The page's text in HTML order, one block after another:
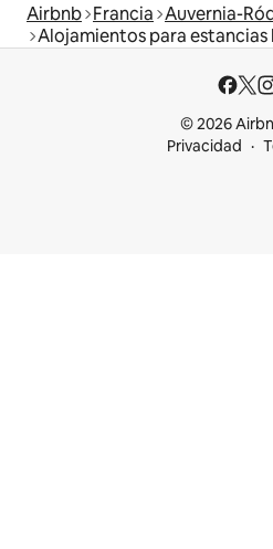
Airbnb Francia Auvernia-
Alojamientos para estancias
© 2026
Privacidad